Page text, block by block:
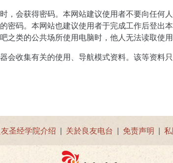
，会获得密码。本网站建议使用者不要向任何
密码。本网站也建议使用者于完成工作后登出
之类的公共场所使用电脑时，他人无法读取使用
会收集有关的使用、导航模式资料。该等资料只
圣经学院介绍 | 关於良友电台 | 免责声明 |